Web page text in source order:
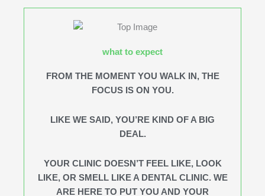
what to expect
FROM THE MOMENT YOU WALK IN, THE
FOCUS IS ON YOU.
LIKE WE SAID, YOU’RE KIND OF A BIG
DEAL.
YOUR CLINIC DOESN’T FEEL LIKE, LOOK
LIKE, OR SMELL LIKE A DENTAL CLINIC. WE
ARE HERE TO PUT YOU AND YOUR